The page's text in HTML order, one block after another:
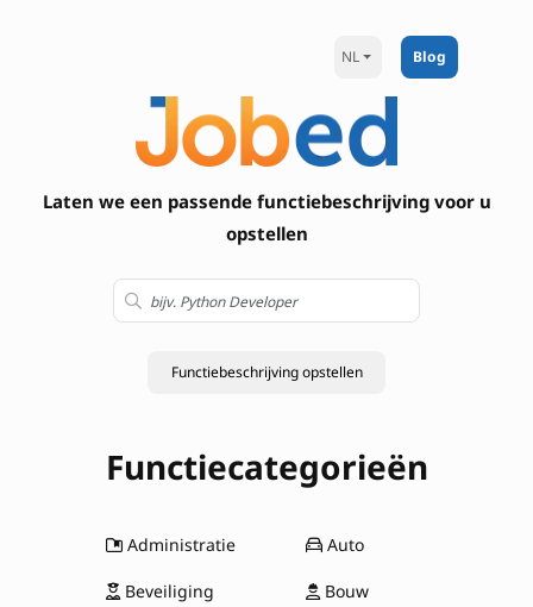
NL Blog
Laten we een passende functiebeschrijving voor u
opstellen
Functiebeschrijving opstellen
Functiecategorieën
Administratie Auto
Beveiliging Bouw